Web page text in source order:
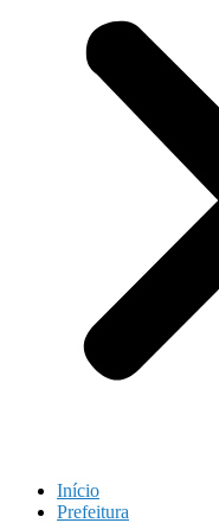
Início
Prefeitura